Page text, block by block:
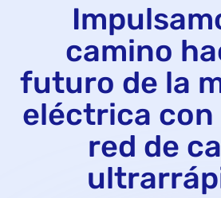
camino
futuro de la
eléctrica
red de